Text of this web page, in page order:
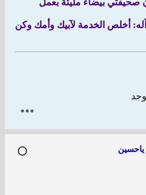
صحيفتي بيضاء مليئة بعمل
أخلص الخدمة لآبيك وأمك وكن